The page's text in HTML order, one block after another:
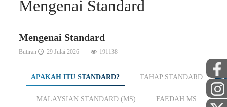
Mengenai Standard
Mengenai Standard
Butiran 29 Julai 2026 191138
APAKAH ITU STANDARD? TAHAP STANDARD
MALAYSIAN STANDARD (MS) FAEDAH MS
AWAM